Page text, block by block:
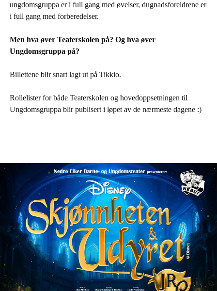
ungdomsgruppa er i full gang med øvelser, dugnadsforeldrene er
i full gang med forberedelser.
Men hva øver Teaterskolen på? Og hva øver
Ungdomsgruppa på?
Billettene blir snart lagt ut på Tikkio.
Rollelister for både Teaterskolen og hovedoppsetningen til
Ungdomsgruppa blir publisert i løpet av de nærmeste dagene :)